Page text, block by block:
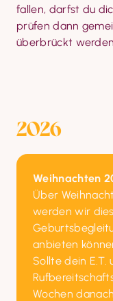
fallen, darfst du
prüfen dann
überbrückt werden
2026
Weihnachten
Über
werden wir
anbieten
Sollte dein
Wochen